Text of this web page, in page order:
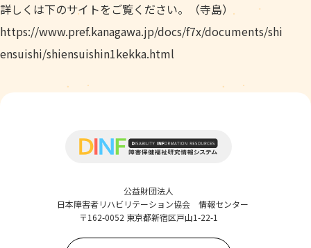
詳しくは下のサイトをご覧ください。（寺島）
https://www.pref.kanagawa.jp/docs/f7x/documents/shi
ensuishi/shiensuishin1kekka.html
公益財団法人
日本障害者リハビリテーション協会 情報センター
〒162-0052 東京都新宿区戸山1-22-1